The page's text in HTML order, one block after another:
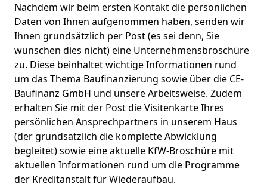
Nachdem wir beim ersten Kontakt die persönlichen
Daten von Ihnen aufgenommen haben, senden wir
Ihnen grundsätzlich per Post (es sei denn, Sie
wünschen dies nicht) eine Unternehmensbroschüre
zu. Diese beinhaltet wichtige Informationen rund
um das Thema Baufinanzierung sowie über die CE-
Baufinanz GmbH und unsere Arbeitsweise. Zudem
erhalten Sie mit der Post die Visitenkarte Ihres
persönlichen Ansprechpartners in unserem Haus
(der grundsätzlich die komplette Abwicklung
begleitet) sowie eine aktuelle KfW-Broschüre mit
aktuellen Informationen rund um die Programme
der Kreditanstalt für Wiederaufbau.